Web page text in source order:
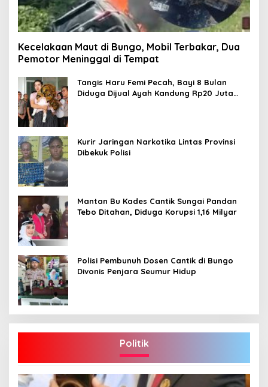
Kecelakaan Maut di Bungo, Mobil Terbakar, Dua
Pemotor Meninggal di Tempat
Tangis Haru Femi Pecah, Bayi 8 Bulan
Diduga Dijual Ayah Kandung Rp20 Juta
Kurir Jaringan Narkotika Lintas Provinsi
Dibekuk Polisi
Mantan Bu Kades Cantik Sungai Pandan
Tebo Ditahan, Diduga Korupsi 1,16 Milyar
Polisi Pembunuh Dosen Cantik di Bungo
Divonis Penjara Seumur Hidup
Politik